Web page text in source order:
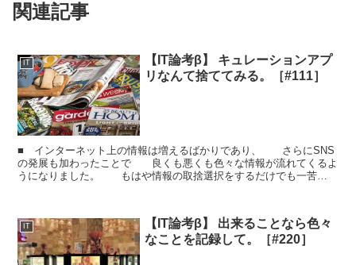
関連記事
IT
【IT論考β】 キュレーションアプ
リなんて捨ててみる。［#111］
■ インターネット上の情報は増えるばかりであり、 さらにSNS
の発展も加わったことで 良くも悪くも色々な情報が流れてくるよ
うになりました。 もはや情報の取捨選択をするだけでも一苦
IT
【IT論考β】 出来ることなら色々
なことを記録して。［#220］